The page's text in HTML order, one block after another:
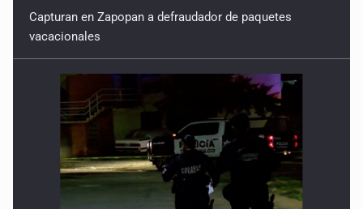
Capturan en Zapopan a defraudador de paquetes
vacacionales